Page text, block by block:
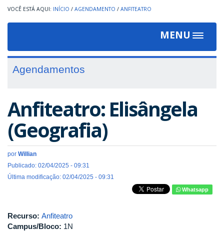
INÍCIO / AGENDAMENTO / ANFITEATRO
MENU
Toggle
Agendamentos
Anfiteatro: Elisângela
(Geografia)
por Willian
Publicado: 02/04/2025 - 09:31
Última modificação: 02/04/2025 - 09:31
Whatsapp
Recurso: Anfiteatro
Campus/Bloco: 1N